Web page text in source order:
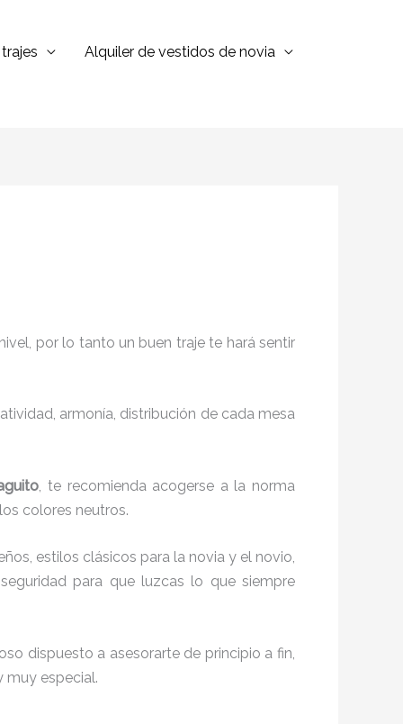
Alquiler de vestidos de novia
por lo tanto un buen traje te hará sentir
armonía, distribución de cada mesa
, te recomienda acogerse a la norma
colores neutros.
estilos clásicos para la novia y el novio,
para que luzcas lo que siempre
dispuesto a asesorarte de principio a fin,
muy especial.